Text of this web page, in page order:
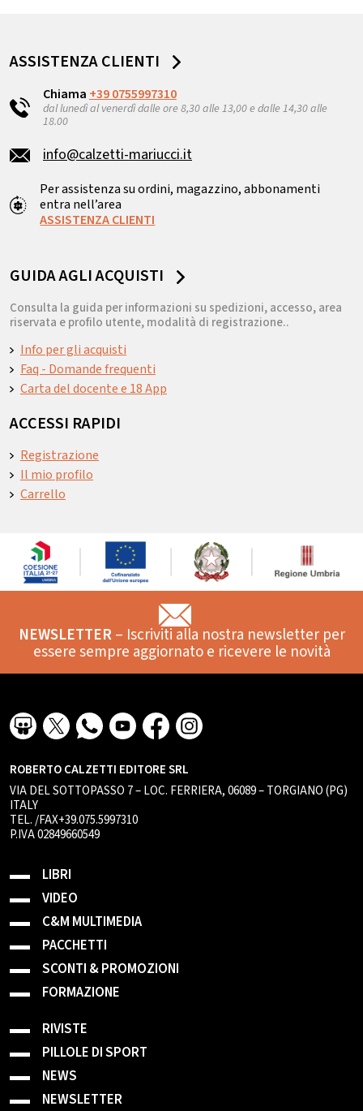
ASSISTENZA CLIENTI
Chiama +39 0755997310
dal lunedì al venerdì dalle ore 8,30 alle 13,00 e dalle 14,30 alle
18.00
info@calzetti-mariucci.it
Per assistenza su ordini, magazzino, abbonamenti
entra nell’area
ASSISTENZA CLIENTI
GUIDA AGLI ACQUISTI
Consulta la guida per informazioni su spedizioni, accesso, area
riservata e profilo utente, modalità di registrazione..
Info per gli acquisti
Faq - Domande frequenti
Carta del docente e 18 App
ACCESSI RAPIDI
Registrazione
Il mio profilo
Carrello
NEWSLETTER– Iscriviti alla nostra newsletter per
essere sempre aggiornato e ricevere le novità
ROBERTO CALZETTI EDITORE SRL
VIA DEL SOTTOPASSO 7 – LOC. FERRIERA, 06089 – TORGIANO (PG)
ITALY
TEL. /FAX+39.075.5997310
P.IVA 02849660549
LIBRI
VIDEO
C&M MULTIMEDIA
PACCHETTI
SCONTI & PROMOZIONI
FORMAZIONE
RIVISTE
PILLOLE DI SPORT
NEWS
NEWSLETTER